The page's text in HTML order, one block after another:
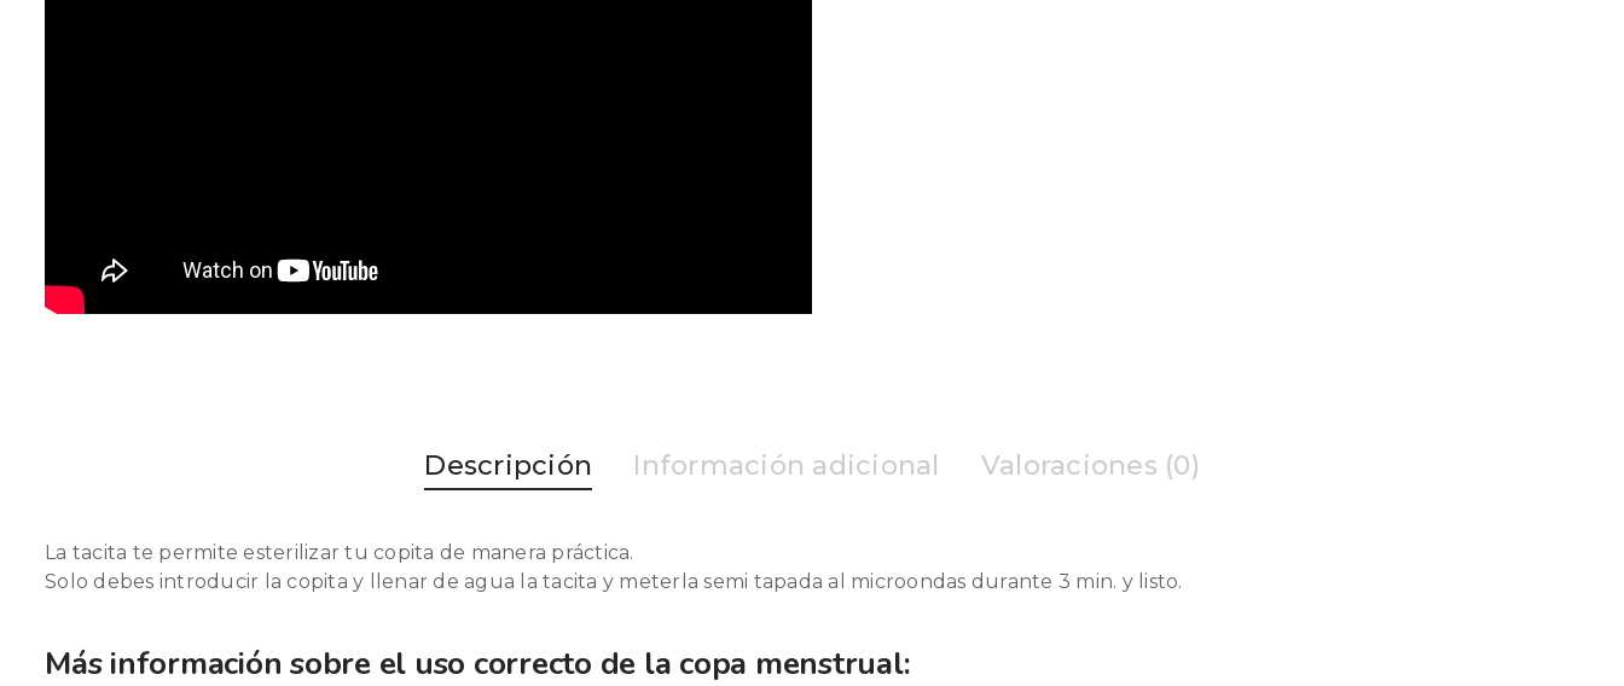
Descripción Información adicional Valoraciones (0)
La tacita te permite esterilizar tu copita de manera práctica.
Solo debes introducir la copita y llenar de agua la tacita y meterla semi tapada al microondas durante 3 min. y listo.
Más información sobre el uso correcto de la copa menstrual: